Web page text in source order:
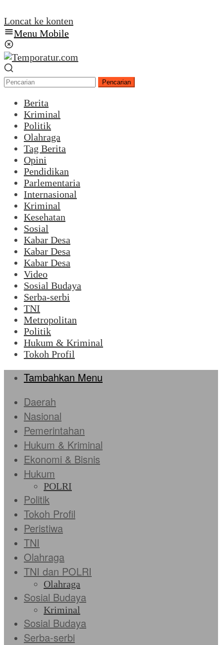
Loncat ke konten
Menu Mobile
Pencarian
Berita
Kriminal
Politik
Olahraga
Tag Berita
Opini
Pendidikan
Parlementaria
Internasional
Kriminal
Kesehatan
Sosial
Kabar Desa
Kabar Desa
Kabar Desa
Video
Sosial Budaya
Serba-serbi
TNI
Metropolitan
Politik
Hukum & Kriminal
Tokoh Profil
Tambahkan Menu
Daerah
Nasional
Pemerintahan
Hukum & Kriminal
Ekonomi & Bisnis
Hukum
POLRI
Politik
Tokoh Profil
Peristiwa
TNI
Olahraga
TNI dan POLRI
Olahraga
Sosial Budaya
Kriminal
Sosial Budaya
Serba-serbi